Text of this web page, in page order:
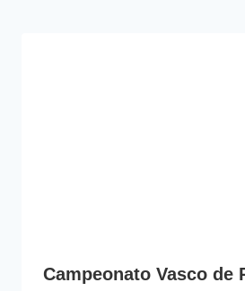
Campeonato Vasco de